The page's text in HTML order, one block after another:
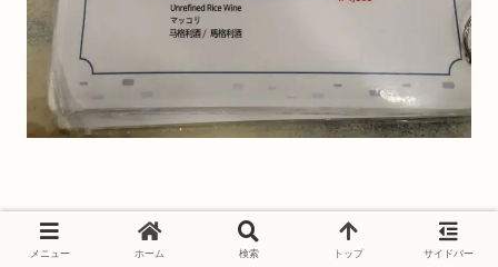
メニュー表は、日本語記載されてて分かりやすいですよ
メニュー ホーム 検索 トップ サイドバー